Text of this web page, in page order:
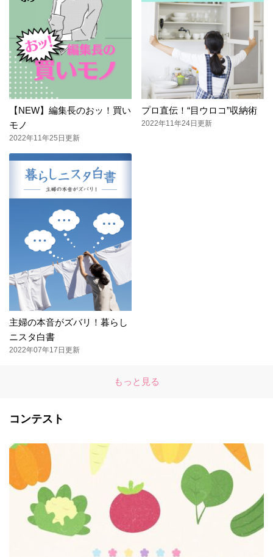
【NEW】編集長のおッ！買い
モノ
2022年11年25日更新
プロ直伝！“目ウロコ”収納術
2022年11年24日更新
主婦の本音がズバリ！暮らし
ニスタ白書
2022年07年17日更新
もっと見る
コンテスト